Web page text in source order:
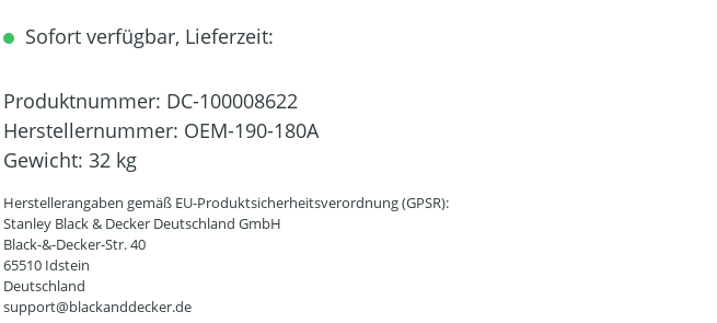
Sofort verfügbar, Lieferzeit:
Produktnummer: DC-100008622
Herstellernummer: OEM-190-180A
Gewicht: 32 kg
Herstellerangaben gemäß EU-Produktsicherheitsverordnung (GPSR):
Stanley Black & Decker Deutschland GmbH
Black-&-Decker-Str. 40
65510 Idstein
Deutschland
support@blackanddecker.de